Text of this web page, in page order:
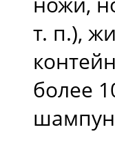
т. п.),
более